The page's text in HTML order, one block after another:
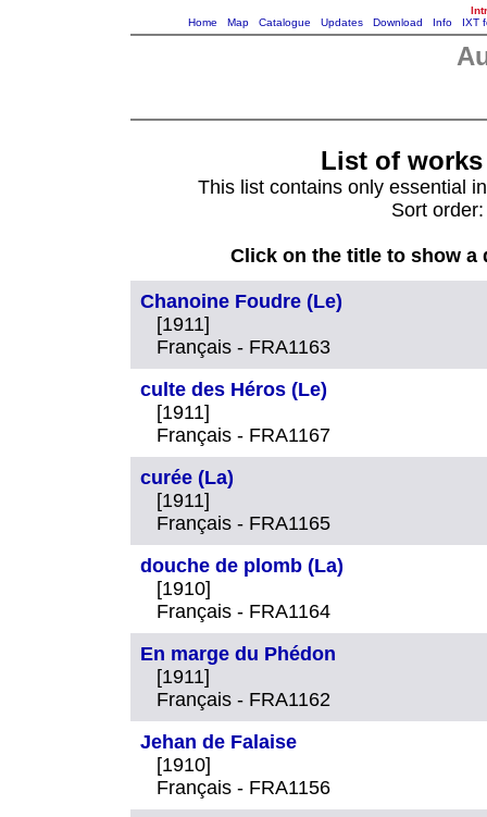
Home
Map Catalogue Updates Download Info IXT
List of works
This list contains only essential
Sort
Click on the title to show a
Chanoine Foudre (Le)
[1911]
Français - FRA1163
culte des Héros (Le)
[1911]
Français - FRA1167
curée (La)
[1911]
Français - FRA1165
douche de plomb (La)
[1910]
Français - FRA1164
En marge du Phédon
[1911]
Français - FRA1162
Jehan de Falaise
[1910]
Français - FRA1156